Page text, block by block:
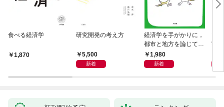
食べる経済学
1,870
研究開発の考え方
5,500
新着
経済学を手がかりに，
都市と地方を論じてみ
よう1,980
新着
実